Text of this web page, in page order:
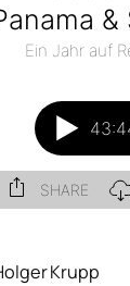
Krupp